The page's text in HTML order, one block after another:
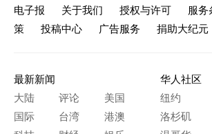
电子报 关于我们 授权与许可 服务
策
投稿中心 广告服务 捐助大纪元
最新新闻
大陆
评论
美国
国际
台湾
港澳
华人社区
纽约
洛杉矶